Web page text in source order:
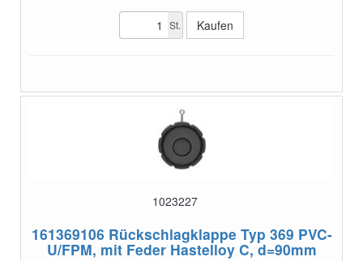
St.
1023227
161369106 Rückschlagklappe Typ 369 PVC-
U/FPM, mit Feder Hastelloy C, d=90mm